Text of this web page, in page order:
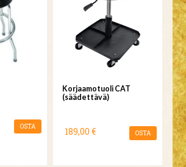
OSTA
Korjaamotuoli CAT
(säädettävä)
189,00 € OSTA